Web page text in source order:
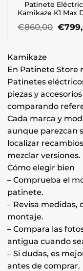
Patinete
Kamikaze K1 Max
€860,00 El
€
Kamikaze
En Patinete Store
Patinetes
piezas y
comparando
Cada marca y
aunque parezcan
localizar
mezclar versiones.
Cómo elegir bien
– Comprueba el
patinete.
– Revisa medidas,
montaje.
– Compara las
antigua cuando
– Si dudas, es
antes de comprar.